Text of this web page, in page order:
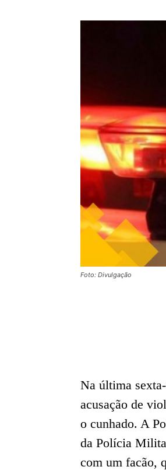
Foto: Divulgação
Na última
acusação de
o cunhado. A
da Polícia
com um facão,